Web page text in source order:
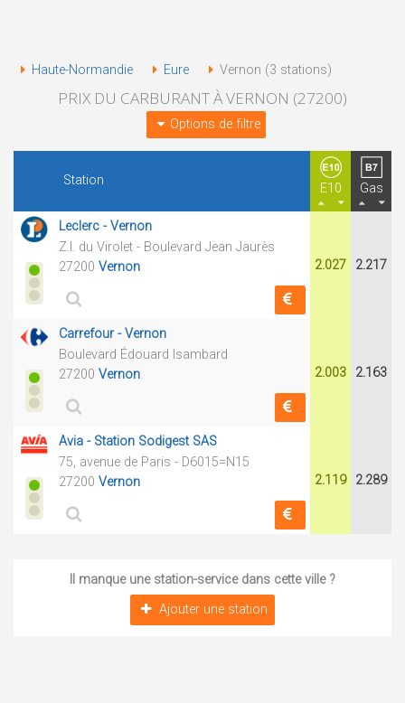
Haute-Normandie Eure Vernon (3 stations)
PRIX DU CARBURANT À VERNON (27200)
Options de filtre
Station
E10 Gas
Leclerc - Vernon
Z.I. du Virolet - Boulevard Jean Jaurès
27200 Vernon 2.027 2.217
Carrefour - Vernon
Boulevard Édouard Isambard
27200 Vernon 2.003 2.163
Avia - Station Sodigest SAS
75, avenue de Paris - D6015=N15
27200 Vernon 2.119 2.289
Il manque une station-service dans cette ville ?
Ajouter une station